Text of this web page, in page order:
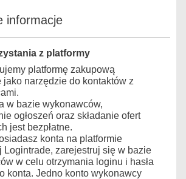
informacje
z platformy
platformę zakupową
jako narzędzie do kontaktów z
w bazie wykonawców,
ogłoszeń oraz składanie ofert
jest bezpłatne.
konta na platformie
Logintrade, zarejestruj się w bazie
w celu otrzymania loginu i hasła
konta. Jedno konto wykonawcy